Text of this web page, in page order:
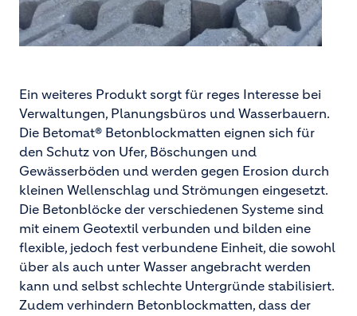
Ein weiteres Produkt sorgt für reges Interesse bei
Verwaltungen, Planungsbüros und Wasserbauern.
Die Betomat® Betonblockmatten eignen sich für
den Schutz von Ufer, Böschungen und
Gewässerböden und werden gegen Erosion durch
kleinen Wellenschlag und Strömungen eingesetzt.
Die Betonblöcke der verschiedenen Systeme sind
mit einem Geotextil verbunden und bilden eine
flexible, jedoch fest verbundene Einheit, die sowohl
über als auch unter Wasser angebracht werden
kann und selbst schlechte Untergründe stabilisiert.
Zudem verhindern Betonblockmatten, dass der